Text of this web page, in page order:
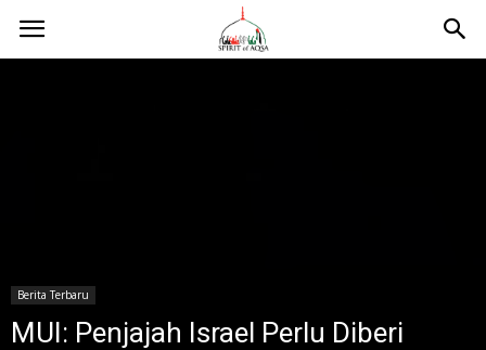
Berita Terbaru
MUI: Penjajah Israel Perlu Diberi